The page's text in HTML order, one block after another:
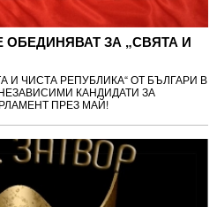
ЗА „СВЯТА И
И ЧИСТА РЕПУБЛИКА“ ОТ БЪЛГАРИ В
КАНДИДАТИ ЗА
ПРЕЗ МАЙ!